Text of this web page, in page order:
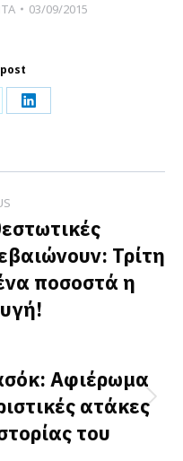
03/09/2015
Share
LinkedIn
Τρίτη
ποσοστά η
Αφιέρωμα
ατάκες
του